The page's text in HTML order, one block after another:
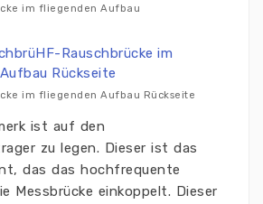
im fliegenden Aufbau
im fliegenden Aufbau Rückseite
ist auf den
zu legen. Dieser ist das
das das hochfrequente
Messbrücke einkoppelt. Dieser